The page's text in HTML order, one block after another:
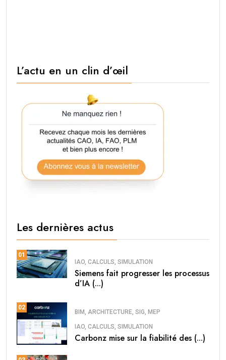
L’actu en un clin d’œil
Les dernières actus
01
IAO, CALCULS, SIMULATION
Siemens fait progresser les processus
d’IA (...)
02
BIM, ARCHITECTURE, SIG, MEP
IAO, CALCULS, SIMULATION
Carbonz mise sur la fiabilité des (...)